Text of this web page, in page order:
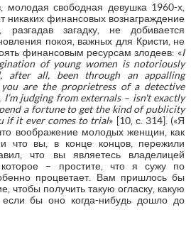
молодая свободная девушка 1960-х,
никаких финансовых вознаграждение
загадку, не добивается
покоя, важных для Кристи, не
финансовым ресурсам злодеев: «I
of young women is notoriously
after all, been through an appalling
are the proprietress of a detective
judging from externals – isn't exactly
a fortune to get the kind of publicity
if it ever comes to trial» [10, с. 314]. («Я
воображение молодых женщин, как
и что вы, в конце концов, пережили
что вы являетесь владелицей
которое – простите, что я сужу по
процветает. Вам пришлось бы
чтобы получить такую огласку, какую
бы оно когда-нибудь дошло до